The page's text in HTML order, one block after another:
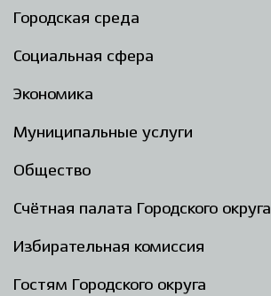
Городская среда
Социальная сфера
Экономика
Муниципальные услуги
Общество
Счётная палата Городского округа
Избирательная комиссия
Гостям Городского округа